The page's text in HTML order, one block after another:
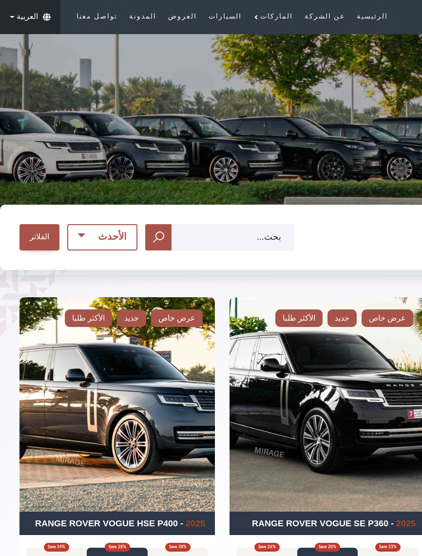
العربية الرئيسية عن الشركة الماركات السيارات العروض المدونة تواصل معنا
الأحدث الفلاتر
عرض خاص جديد الأكثر طلبا
RANGE ROVER VOGUE SE P360- 2025
Save 26% Save 20% Save33%
عرض خاص جديد الأكثر طلبا
RANGE ROVER VOGUE HSE P400 -2025
Save34% Save 28% Save38%